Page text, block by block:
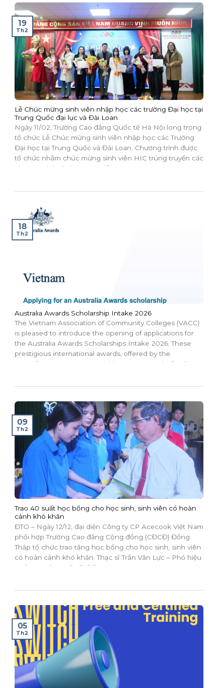
Lễ Chúc mừng sinh viên nhập học các trường Đại học tại
Trung Quốc đại lục và Đài Loan
Ngày 11/02, Trường Cao đẳng Quốc tế Hà Nội long trọng
tổ chức Lễ Chúc mừng sinh viên nhập học các Trường
Đại học tại Trung Quốc và Đài Loan. Chương trình được
tổ chức nhằm chúc mừng sinh viên HIC trúng truyển các
chương trình du học, trao đổi...
19
Th2
Australia Awards Scholarship Intake 2026
The Vietnam Association of Community Colleges (VACC)
is pleased to introduce the opening of applications for
the Australia Awards Scholarships Intake 2026. These
prestigious international awards, offered by the
Australian Government, provide an opportunity for the
18
Th2
Trao 40 suất học bổng cho học sinh, sinh viên có hoàn
cảnh khó khăn
ĐTO – Ngày 12/12, đại diện Công ty CP Acecook Việt Nam
phối hợp Trường Cao đẳng Cộng đồng (CĐCĐ) Đồng
Tháp tổ chức trao tặng học bổng cho học sinh, sinh viên
có hoàn cảnh khó khăn. Thạc sĩ Trần Văn Lực – Phó hiệu
trưởng Trường CĐCĐ Đồng...
09
Th2
05
Th2